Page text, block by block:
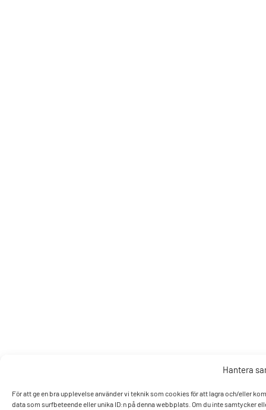
Hantera
För att ge en bra upplevelse använder vi teknik som cookies för att lagra och/eller
data som surfbeteende eller unika ID:n på denna webbplats. Om du inte samtycker